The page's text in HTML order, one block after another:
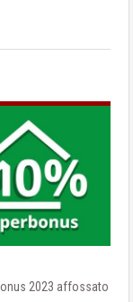
2023 affossato